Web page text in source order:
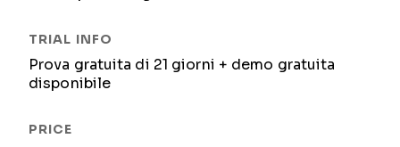
Prova gratuita di 21 giorni + demo gratuita
disponibile